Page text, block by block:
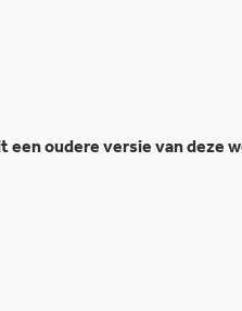
oudere versie van deze